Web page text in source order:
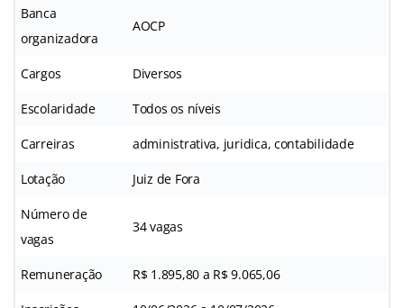
Banca
organizadora
AOCP
Cargos Diversos
Escolaridade Todos os níveis
Carreiras administrativa, juridica, contabilidade
Lotação Juiz de Fora
Número de
vagas
34 vagas
Remuneração R$ 1.895,80 a R$ 9.065,06